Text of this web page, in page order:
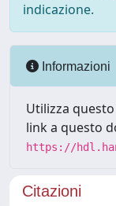
indicazione.
Informazioni
Utilizza
link a questo
https://
Citazioni